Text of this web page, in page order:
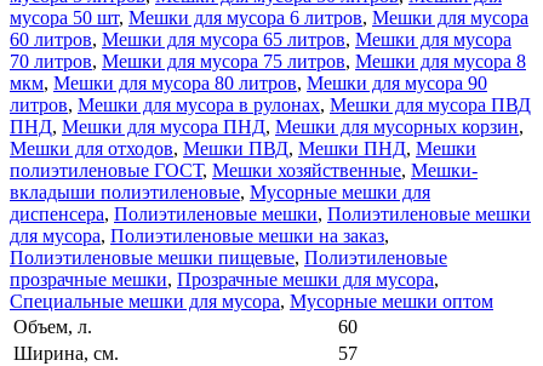
мусора 50 шт, Мешки для мусора 6 литров, Мешки для мусора
60 литров, Мешки для мусора 65 литров, Мешки для мусора
70 литров, Мешки для мусора 75 литров, Мешки для мусора 8
мкм, Мешки для мусора 80 литров, Мешки для мусора 90
литров, Мешки для мусора в рулонах, Мешки для мусора ПВД
ПНД, Мешки для мусора ПНД, Мешки для мусорных корзин,
Мешки для отходов, Мешки ПВД, Мешки ПНД, Мешки
полиэтиленовые ГОСТ, Мешки хозяйственные, Мешки-
вкладыши полиэтиленовые, Мусорные мешки для
диспенсера, Полиэтиленовые мешки, Полиэтиленовые мешки
для мусора, Полиэтиленовые мешки на заказ,
Полиэтиленовые мешки пищевые, Полиэтиленовые
прозрачные мешки, Прозрачные мешки для мусора,
Специальные мешки для мусора, Мусорные мешки оптом
Объем, л.
60
Ширина, см.
57